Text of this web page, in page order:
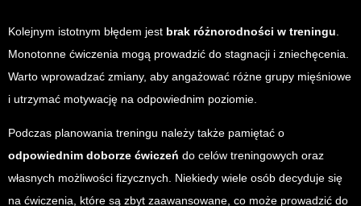
Kolejnym istotnym błędem jest brak różnorodności w treningu.
Monotonne ćwiczenia mogą prowadzić do stagnacji i zniechęcenia.
Warto wprowadzać zmiany, aby angażować różne grupy mięśniowe
i utrzymać motywację na odpowiednim poziomie.
Podczas planowania treningu należy także pamiętać o
odpowiednim doborze ćwiczeń do celów treningowych oraz
własnych możliwości fizycznych. Niekiedy wiele osób decyduje się
na ćwiczenia, które są zbyt zaawansowane, co może prowadzić do